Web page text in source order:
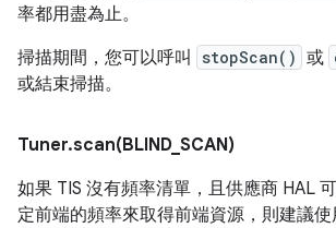
率都用盡為止。
掃描期間，您可以呼叫
stopScan() 或
或結束掃描。
Tuner.scan(BLIND SCAN)
如果 TIS 沒有頻率清單，且供應商 HAL
定前端的頻率來取得前端資源，則建議使